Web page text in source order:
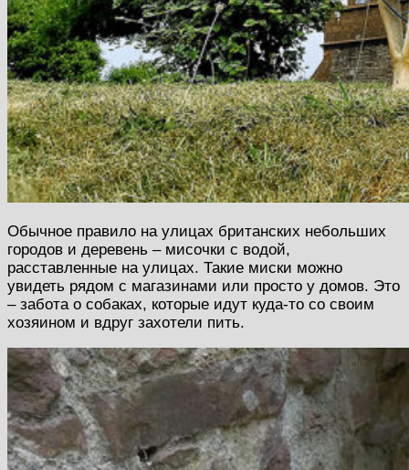
Обычное правило на улицах британских небольших
городов и деревень – мисочки с водой,
расставленные на улицах. Такие миски можно
увидеть рядом с магазинами или просто у домов. Это
– забота о собаках, которые идут куда-то со своим
хозяином и вдруг захотели пить.